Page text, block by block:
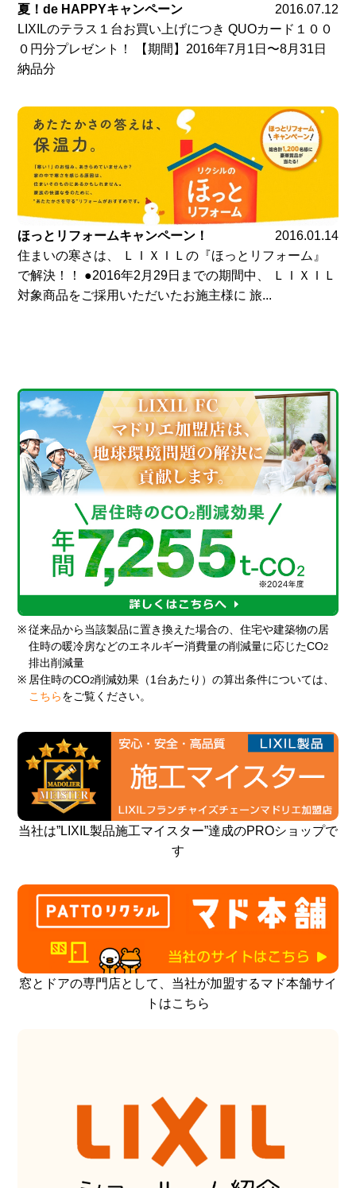
夏！de HAPPYキャンペーン
2016.07.12
LIXILのテラス１台お買い上げにつき QUOカード１００
０円分プレゼント！ 【期間】2016年7月1日〜8月31日
納品分
ほっとリフォームキャンペーン！
2016.01.14
住まいの寒さは、 ＬＩＸＩＬの『ほっとリフォーム』
で解決！！ ●2016年2月29日までの期間中、 ＬＩＸＩＬ
対象商品をご採用いただいたお施主様に 旅...
※ 従来品から当該製品に置き換えた場合の、住宅や建築物の居
住時の暖冷房などのエネルギー消費量の削減量に応じたCO2
排出削減量
※ 居住時のCO2削減効果（1台あたり）の算出条件については、
こちら をご覧ください。
当社は”LIXIL製品施工マイスター”達成のPROショップで
す
窓とドアの専門店として、当社が加盟するマド本舗サイ
トはこちら